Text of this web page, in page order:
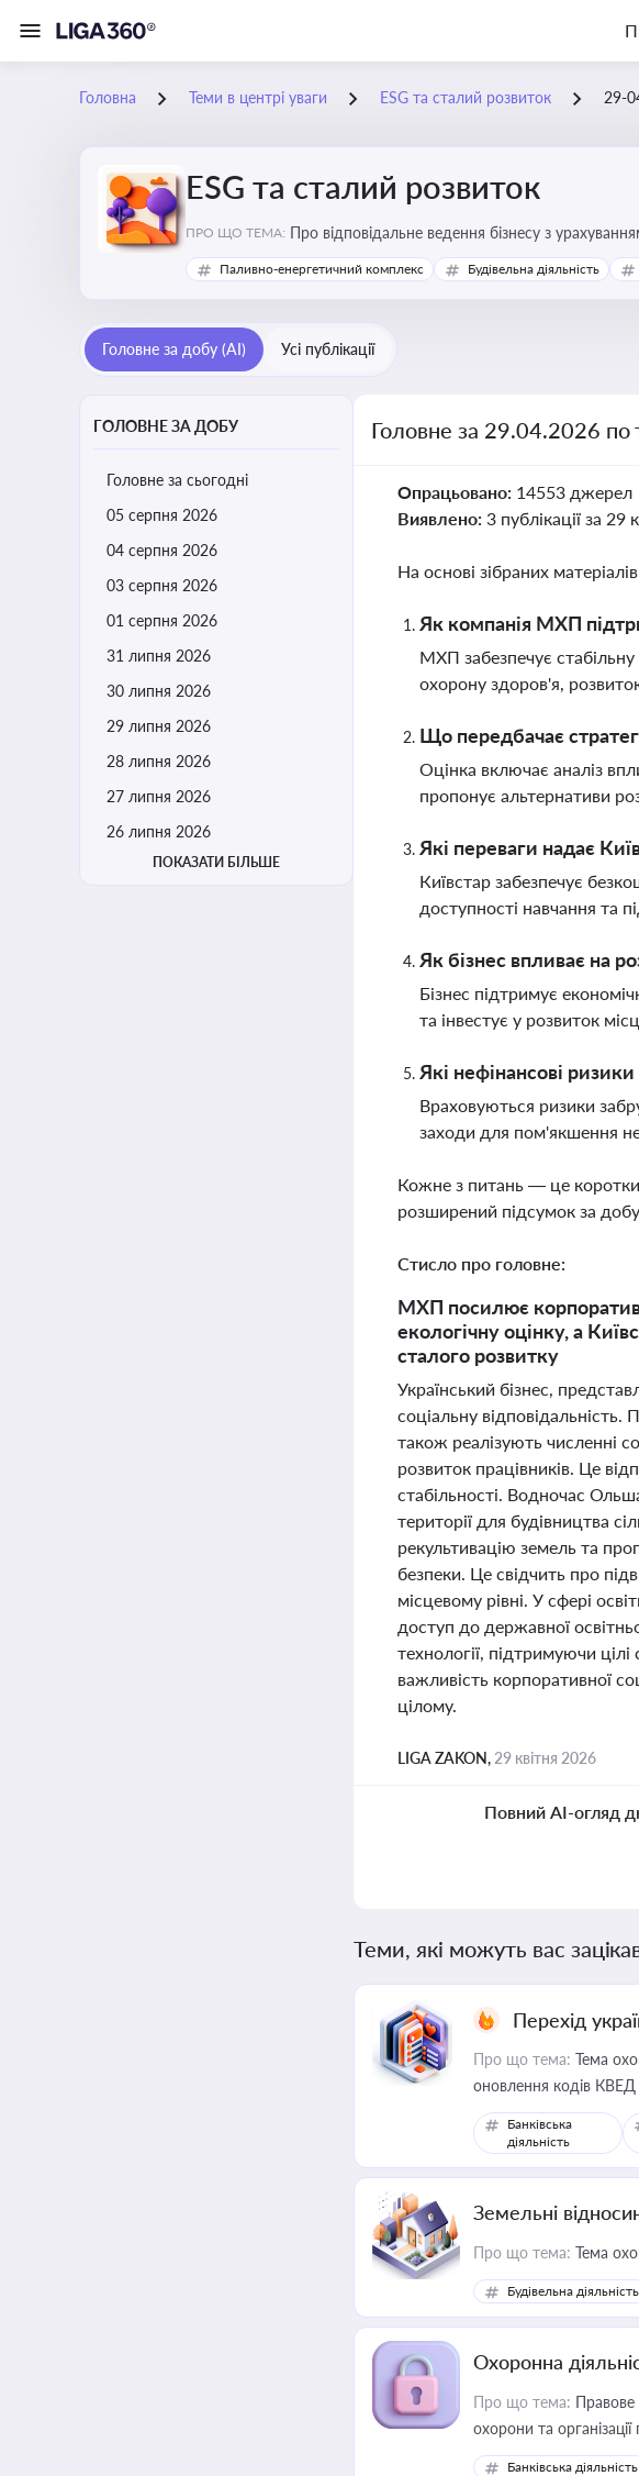
Головна Теми в центрі уваги ESG та сталий розвиток 29-
ESG та сталий розвиток
ПРО ЩО ТЕМА: Про відповідальне ведення бізнесу з
Паливно-енергетичний комплекс Будівельна діяльність
Головне за добу (AI) Усі публікації
ГОЛОВНЕ ЗА ДОБУ
Головне за сьогодні
05 серпня 2026
04 серпня 2026
03 серпня 2026
01 серпня 2026
31 липня 2026
30 липня 2026
29 липня 2026
28 липня 2026
27 липня 2026
26 липня 2026
ПОКАЗАТИ БІЛЬШЕ
Головне за 29.04.2026 по
Опрацьовано: 14553 джерел
Виявлено: 3 публікації за 29
На основі зібраних
Як компанія МХП
МХП забезпечує стабільну
охорону здоров'я,
Що передбачає
Оцінка включає аналіз
пропонує альтернативи
Які переваги надає
Київстар забезпечує
доступності навчання та
Як бізнес впливає на
Бізнес підтримує
та інвестує у розвиток
Які нефінансові ризики
Враховуються ризики
заходи для пом'якшення
Кожне з питань — це
розширений підсумок за
Стисло про головне:
МХП посилює
екологічну оцінку, а
сталого розвитку
Український бізнес,
соціальну
також реалізують численні
розвиток працівників. Це
стабільності. Водночас
території для будівництва
рекультивацію земель та
безпеки. Це свідчить про
місцевому рівні. У сфері
доступ до державної
технології, підтримуючи
важливість корпоративної
цілому.
LIGA ZAKON, 29 квітня 2026
Повний AI-огляд
Теми, які можуть вас
Перехід
Про що тема: Тема
оновлення кодів КВЕД
Банківська
діяльність
Земельні
Про що тема: Тема
Будівельна діяльність
Охоронна
Про що тема: Правове
охорони та
Банківська діяльність